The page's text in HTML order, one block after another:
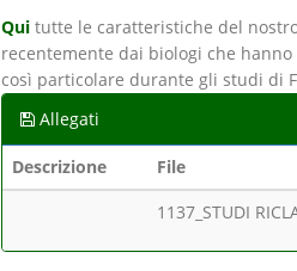
Quitutte le caratteristiche del
recentemente dai biologi che
così particolare durante gli studi di
Allegati
Descrizione File
1137_STUDI